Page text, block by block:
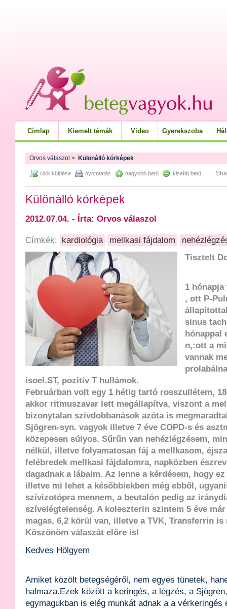
Címlap Kiemelt témák Video Gyerekszoba
Orvos válaszol > Különálló kórképek
cikk küldése nyomtatás nagyobb betű kisebb betű
Különálló kórképek
2012.07.04. - Írta: Orvos válaszol
Címkék: kardiológia mellkasi fájdalom
Tisztelt
1
, ott P-
sinus
hónappal
n,:ott a
vannak
isoel.ST, pozitív T hullámok.
Februárban volt egy 1 hétig tartó rosszullétem,
akkor ritmuszavar lett megállapítva, viszont a
bizonytalan szívdobbanások azóta is
Sjögren-syn. vagyok illetve 7 éve COPD-s és
közepesen súlyos. Sűrűn van nehézlégzésem,
nélkül, illetve folyamatosan fáj a mellkasom,
felébredek mellkasi fájdalomra, napközben
dagadnak a lábaim. Az lenne a kérdésem, hogy
illetve mi lehet a későbbiekben még ebből,
szívizotópra mennem, a beutalón pedig az
szívelégtelenség. A koleszterin szintem 5 éve
magas, 6,2 körül van, illetve a TVK, Transferrin is
Köszönöm válaszát előre is!
Kedves Hölgyem
Amiket közölt betegségéről, nem egyes tünetek,
halmaza.Ezek között a keringés, a légzés, a
egymagukban is elég munkát adnak a a vérkeringés